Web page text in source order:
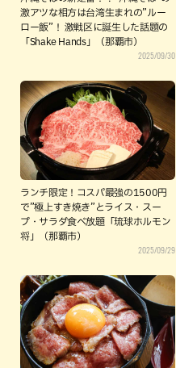
激アツな相方は台湾生まれの”ルー
ロー飯”！ 激戦区に誕生した話題の
「Shake Hands」（那覇市）
2025/09/30
ランチ限定！コスパ最強の1500円
で”極上すき焼き”とライス・スー
プ・サラダ食べ放題「琉球ホルモン
将」（那覇市）
2025/09/29